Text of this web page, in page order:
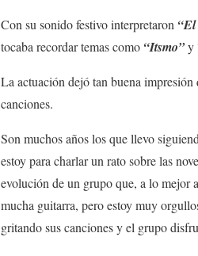
Con su sonido festivo interpretaron
tocaba recordar temas como “Itsmo”y
La actuación dejó tan buena
canciones.
Son muchos años los que llevo
estoy para charlar un rato sobre las
evolución de un grupo que, a lo mejor
mucha guitarra, pero estoy muy
gritando sus canciones y el grupo